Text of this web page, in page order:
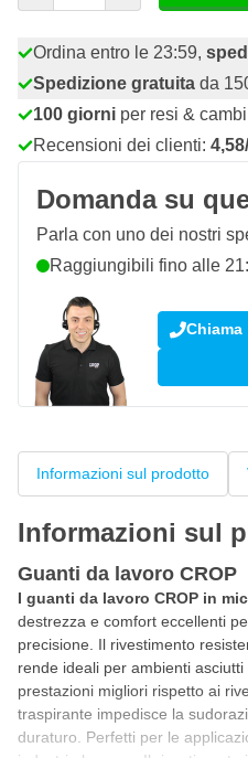
Ordina entro le 23:59,
Spedizione gratuita da
100 giorni per resi & cambi
Recensioni dei clienti:
Domanda su
Parla con uno dei nostri
Raggiungibili fino alle
Chiama
Informazioni sul prodotto
Informazioni sul
Guanti da lavoro CROP
I guanti da lavoro CROP in
destrezza e comfort eccellenti
precisione. Il rivestimento
rende ideali per ambienti
prestazioni migliori rispetto ai
traspirante impedisce la
duraturo. Perfetti per le